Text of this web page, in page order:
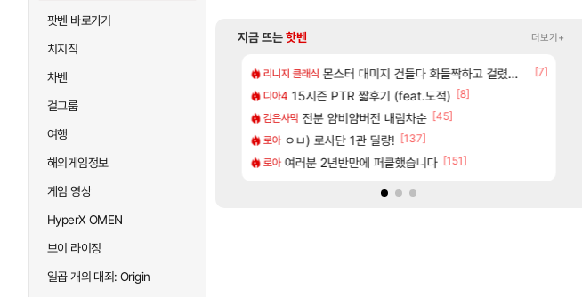
팟벤 바로가기
치지직
차벤
걸그룹
여행
해외게임정보
게임 영상
HyperX OMEN
브이 라이징
일곱 개의 대죄: Origin
지금 뜨는핫벤 더보기+
[63]
[33]
리니지 클래식 몬스터 대미지 건들다 화들짝하고 걸렸네 ㅋㅋㅋㅋ
[7]
디아4 15시즌 PTR 짧후기 (feat.도적) [8]
검은사막 전분 얌비얌버전 내림차순 [45]
로아 ㅇㅂ) 로사단 1관 딜량! [137]
로아 여러분 2년반만에 퍼클했습니다 [151]
리뷰 '전투빼고 1등급'
한정 아니다! 정예림, 화속성 서포터 세대 교체
AI 채팅 RPG 게임 [RyzaChat: AI] 공개
PV 로스트아크 죽음의 계율자, 벨가르딘 티저
TCGP 이로치 메가가디안 ex구해요
[2]
아주프로 4컷 만화 | 야간 보초는 너무 힘들어
섭컬겜 넷마블, 신작 서브컬쳐 게임 [펄 인 블루] 티저 사이트 오픈
섭컬겜 섬란 카구라 개발사 신작 [시노비 넥서스] 연내 출시 예정